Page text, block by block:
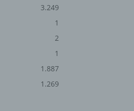
3.249
1
2
1
1.887
1.269